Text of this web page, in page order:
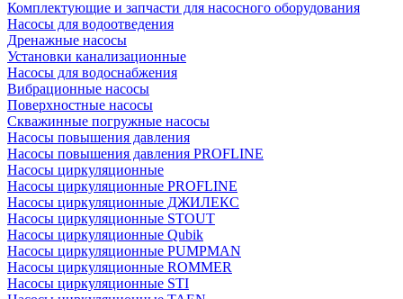
Комплектующие и запчасти для насосного оборудования
Насосы для водоотведения
Дренажные насосы
Установки канализационные
Насосы для водоснабжения
Вибрационные насосы
Поверхностные насосы
Скважинные погружные насосы
Насосы повышения давления
Насосы повышения давления PROFLINE
Насосы циркуляционные
Насосы циркуляционные PROFLINE
Насосы циркуляционные ДЖИЛЕКС
Насосы циркуляционные STOUT
Насосы циркуляционные Qubik
Насосы циркуляционные PUMPMAN
Насосы циркуляционные ROMMER
Насосы циркуляционные STI